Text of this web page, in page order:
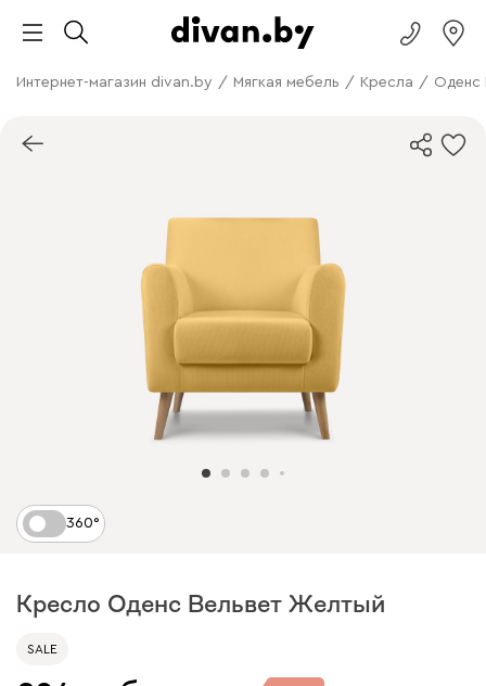
Интернет-магазин divan.by / Мягкая мебель / Кресла / Оденс
360°
Кресло Оденс Вельвет Желтый
SALE